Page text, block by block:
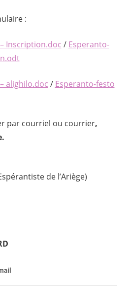
:
Inscription.doc / Esperanto-
alighilo.doc / Esperanto-festo
par courriel ou courrier,
de l’Ariège)